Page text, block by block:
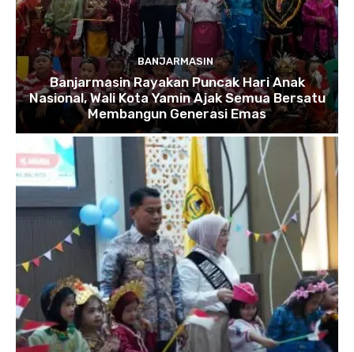
BANJARMASIN
Banjarmasin Rayakan Puncak Hari Anak
Nasional, Wali Kota Yamin Ajak Semua Bersatu
Membangun Generasi Emas